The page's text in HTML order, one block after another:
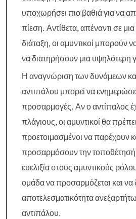
υποχωρήσει πιο βαθιά για να
πίεση. Αντίθετα, απέναντι σε μια
διάταξη, οι αμυντικοί μπορούν
να διατηρήσουν μια υψηλότερη
Η αναγνώριση των δυνάμεων
αντιπάλου μπορεί να
προσαρμογές. Αν ο αντίπαλος
πλάγιους, οι αμυντικοί θα
προετοιμασμένοι να παρέχουν
προσαρμόσουν την
ευελιξία στους αμυντικούς
ομάδα να προσαρμόζεται και να
αποτελεσματικότητα
αντιπάλου.